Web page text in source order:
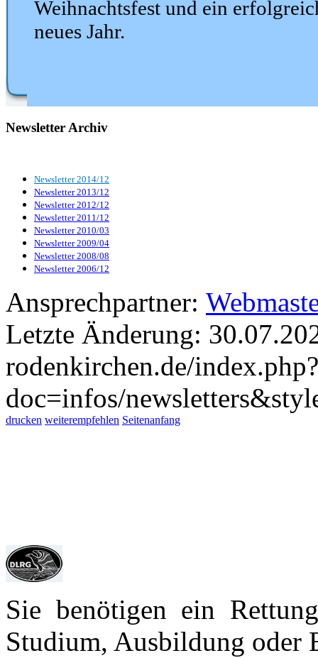
Weihnachtsfest und ein
neues Jahr.
Newsletter Archiv
Newsletter 2014/12
Newsletter 2013/12
Newsletter 2012/12
Newsletter 2011/12
Newsletter 2010/03
Newsletter 2009/04
Newsletter 2008/08
Newsletter 2006/12
Ansprechpartner:
Letzte Änderung:
rodenkirchen.de/index.php?
doc=infos/
drucken weiterempfehlen Seitenanfang
Sie benötigen ein
Studium, Aus­bildung oder